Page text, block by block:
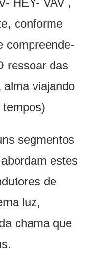
conforme
compreende-
ressoar das
alma viajando
tempos)
segmentos
estes
de
luz,
chama que